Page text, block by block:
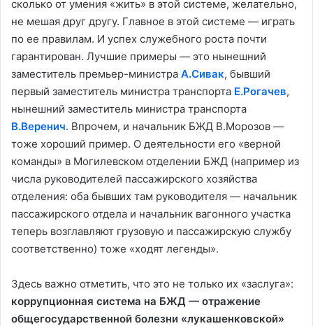
сколько от умения «жить» в этой системе, желательно,
не мешая друг другу. Главное в этой системе — играть
по ее правилам. И успех служебного роста почти
гарантирован. Лучшие примеры — это нынешний
заместитель премьер-министра А.Сивак, бывший
первый заместитель министра транспорта Е.Рогачев,
нынешний заместитель министра транспорта
В.Веренич. Впрочем, и начальник БЖД В.Морозов —
тоже хороший пример. О деятельности его «верной
команды» в Могилевском отделении БЖД (например из
числа руководителей пассажирского хозяйства
отделения: оба бывших там руководителя — начальник
пассажирского отдела и начальник вагонного участка
теперь возглавляют грузовую и пассажирскую службу
соответственно) тоже «ходят легенды».
Здесь важно отметить, что это не только их «заслуга»:
коррупционная система на БЖД — отражение
общегосударственной болезни «лукашенковской»